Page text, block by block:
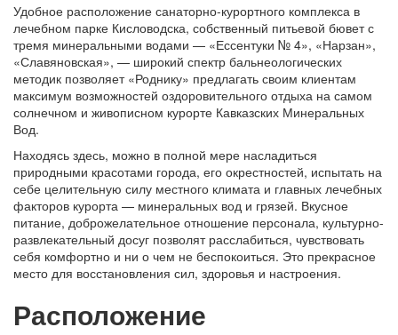
Удобное расположение санаторно-курортного комплекса в
лечебном парке Кисловодска, собственный питьевой бювет с
тремя минеральными водами — «Ессентуки № 4», «Нарзан»,
«Славяновская», — широкий спектр бальнеологических
методик позволяет «Роднику» предлагать своим клиентам
максимум возможностей оздоровительного отдыха на самом
солнечном и живописном курорте Кавказских Минеральных
Вод.
Находясь здесь, можно в полной мере насладиться
природными красотами города, его окрестностей, испытать на
себе целительную силу местного климата и главных лечебных
факторов курорта — минеральных вод и грязей. Вкусное
питание, доброжелательное отношение персонала, культурно-
развлекательный досуг позволят расслабиться, чувствовать
себя комфортно и ни о чем не беспокоиться. Это прекрасное
место для восстановления сил, здоровья и настроения.
Расположение